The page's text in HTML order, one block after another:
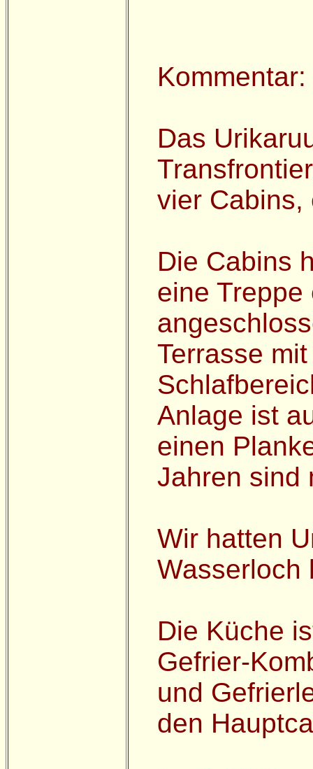
Kommentar:
Das
vier Cabins,
Die Cabins
eine
Terrasse
Anlage ist
einen
Jahren sind
Wir hatten
Wasserloch
Die Küche
Gefrier-
und
den